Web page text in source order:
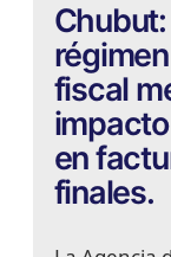
fiscal
en
finales.